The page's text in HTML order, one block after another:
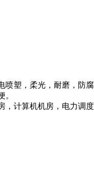
塑，柔光，耐磨，防
计算机机房，电力调